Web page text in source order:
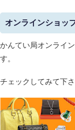
オンラインショッ
かんてい局オンライ
す。
チェックしてみて下さ